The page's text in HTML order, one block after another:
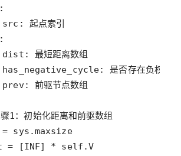
起点索引
最短距离数组
是否存在负权环
前驱节点数组
1：初始化距离和前驱数组
= sys .maxsize
= [INF] * self .V